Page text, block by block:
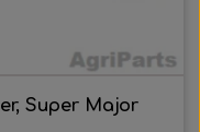
Super Major